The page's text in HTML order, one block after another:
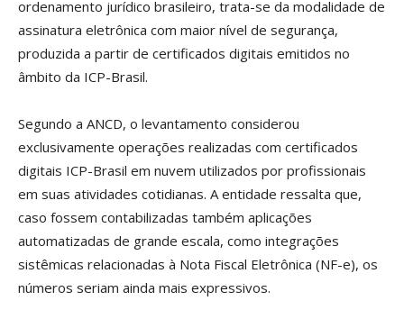
ordenamento jurídico brasileiro, trata-se da modalidade de
assinatura eletrônica com maior nível de segurança,
produzida a partir de certificados digitais emitidos no
âmbito da ICP-Brasil.
Segundo a ANCD, o levantamento considerou
exclusivamente operações realizadas com certificados
digitais ICP-Brasil em nuvem utilizados por profissionais
em suas atividades cotidianas. A entidade ressalta que,
caso fossem contabilizadas também aplicações
automatizadas de grande escala, como integrações
sistêmicas relacionadas à Nota Fiscal Eletrônica (NF-e), os
números seriam ainda mais expressivos.